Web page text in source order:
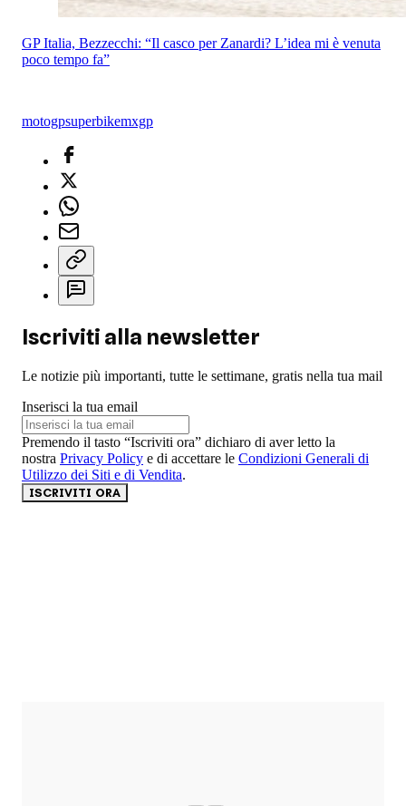
GP Italia, Bezzecchi: “Il casco per Zanardi? L’idea mi è venuta
poco tempo fa”
motogpsuperbikemxgp
Iscriviti alla newsletter
Le notizie più importanti, tutte le settimane, gratis nella tua mail
Inserisci la tua email
Premendo il tasto “Iscriviti ora” dichiaro di aver letto la
nostra Privacy Policy e di accettare le Condizioni Generali di
Utilizzo dei Siti e di Vendita.
ISCRIVITI ORA